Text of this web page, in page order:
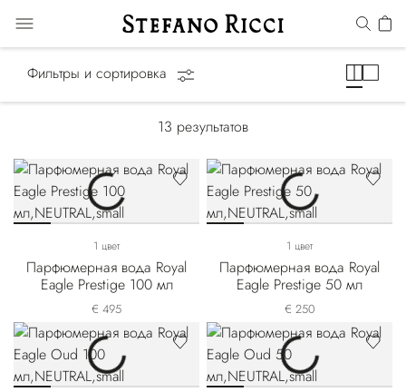
Фильтры и сортировка
13 результатов
1 цвет
Парфюмерная вода Royal
Eagle Prestige 100 мл
€ 495
1 цвет
Парфюмерная вода Royal
Eagle Prestige 50 мл
€ 250